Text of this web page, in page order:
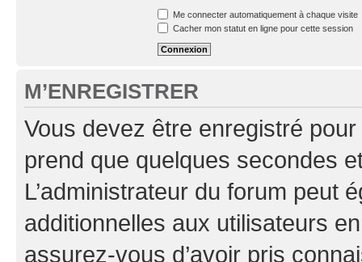
Me connecter automatiquement à chaque visite
Cacher mon statut en ligne pour cette session
M’ENREGISTRER
Vous devez être enregistré
prend que quelques secondes
L’administrateur du forum peut
additionnelles aux utilisateurs
assurez-vous d’avoir pris